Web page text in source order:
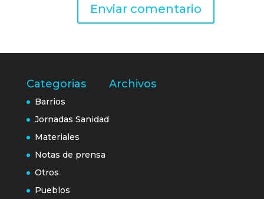
Categorias
Barrios
Jornadas Sanidad
Materiales
Notas de prensa
Otros
Pueblos
Archivos